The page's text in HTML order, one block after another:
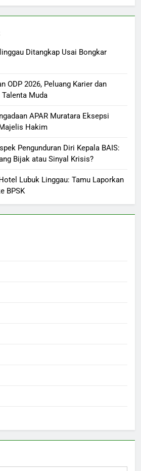
Ditangkap Usai Bongkar
ODP 2026, Peluang Karier dan
Muda
APAR Muratara Eksepsi
Hakim
Pengunduran Diri Kepala BAIS:
Bijak atau Sinyal Krisis?
Lubuk Linggau: Tamu Laporkan
BPSK